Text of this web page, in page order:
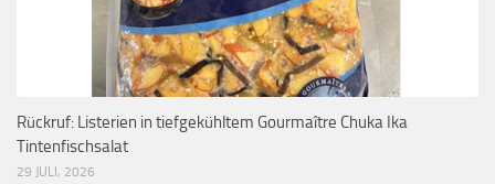
Rückruf: Listerien in tiefgekühltem Gourmaître Chuka Ika
Tintenfischsalat
29 JULI, 2026